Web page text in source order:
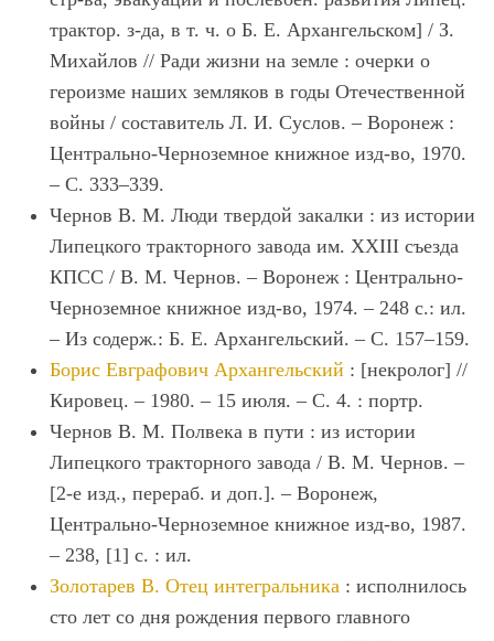
трактор. з-да, в т. ч. о Б. Е. Архангельском] / З.
Михайлов // Ради жизни на земле : очерки о
героизме наших земляков в годы Отечественной
войны / составитель Л. И. Суслов. – Воронеж :
Центрально-Черноземное книжное изд-во, 1970.
– С. 333–339.
Чернов В. М. Люди твердой закалки : из истории
Липецкого тракторного завода им. XXIII съезда
КПСС / В. М. Чернов. – Воронеж : Центрально-
Черноземное книжное изд-во, 1974. – 248 с.: ил.
– Из содерж.: Б. Е. Архангельский. – С. 157–159.
Борис Евграфович Архангельский : [некролог] //
Кировец. – 1980. – 15 июля. – С. 4. : портр.
Чернов В. М. Полвека в пути : из истории
Липецкого тракторного завода / В. М. Чернов. –
[2-е изд., перераб. и доп.]. – Воронеж,
Центрально-Черноземное книжное изд-во, 1987.
– 238, [1] с. : ил.
Золотарев В. Отец интегральника : исполнилось
сто лет со дня рождения первого главного